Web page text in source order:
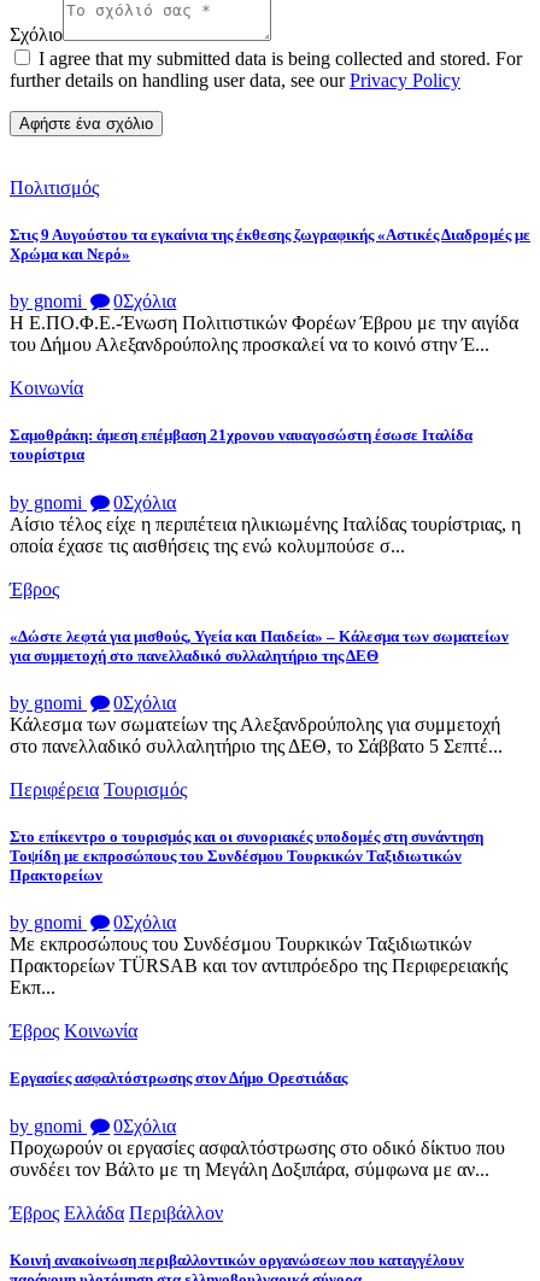
Σχόλιο
I agree that my submitted data is being collected and stored. For
further details on handling user data, see ourPrivacy Policy
Πολιτισμός
Στις 9 Αυγούστου τα εγκαίνια της έκθεσης ζωγραφικής «Αστικές Διαδρομές με
Χρώμα και Νερό»
by gnomi 0Σχόλια
Η Ε.ΠΟ.Φ.Ε.-Ένωση Πολιτιστικών Φορέων Έβρου με την αιγίδα
του Δήμου Αλεξανδρούπολης προσκαλεί να το κοινό στην Έ...
Κοινωνία
Σαμοθράκη: άμεση επέμβαση 21χρονου ναυαγοσώστη έσωσε Ιταλίδα
τουρίστρια
by gnomi 0Σχόλια
Αίσιο τέλος είχε η περιπέτεια ηλικιωμένης Ιταλίδας τουρίστριας, η
οποία έχασε τις αισθήσεις της ενώ κολυμπούσε σ...
Έβρος
«Δώστε λεφτά για μισθούς, Υγεία και Παιδεία» – Κάλεσμα των σωματείων
για συμμετοχή στο πανελλαδικό συλλαλητήριο της ΔΕΘ
by gnomi 0Σχόλια
Κάλεσμα των σωματείων της Αλεξανδρούπολης για συμμετοχή
στο πανελλαδικό συλλαλητήριο της ΔΕΘ, το Σάββατο 5 Σεπτέ...
Περιφέρεια Τουρισμός
Στο επίκεντρο ο τουρισμός και οι συνοριακές υποδομές στη συνάντηση
Τοψίδη με εκπροσώπους του Συνδέσμου Τουρκικών Ταξιδιωτικών
Πρακτορείων
by gnomi 0Σχόλια
Με εκπροσώπους του Συνδέσμου Τουρκικών Ταξιδιωτικών
Πρακτορείων TÜRSAB και τον αντιπρόεδρο της Περιφερειακής
Εκπ...
Έβρος Κοινωνία
Εργασίες ασφαλτόστρωσης στον Δήμο Ορεστιάδας
by gnomi 0Σχόλια
Προχωρούν οι εργασίες ασφαλτόστρωσης στο οδικό δίκτυο που
συνδέει τον Βάλτο με τη Μεγάλη Δοξιπάρα, σύμφωνα με αν...
Έβρος Ελλάδα Περιβάλλον
Κοινή ανακοίνωση περιβαλλοντικών οργανώσεων που καταγγέλουν